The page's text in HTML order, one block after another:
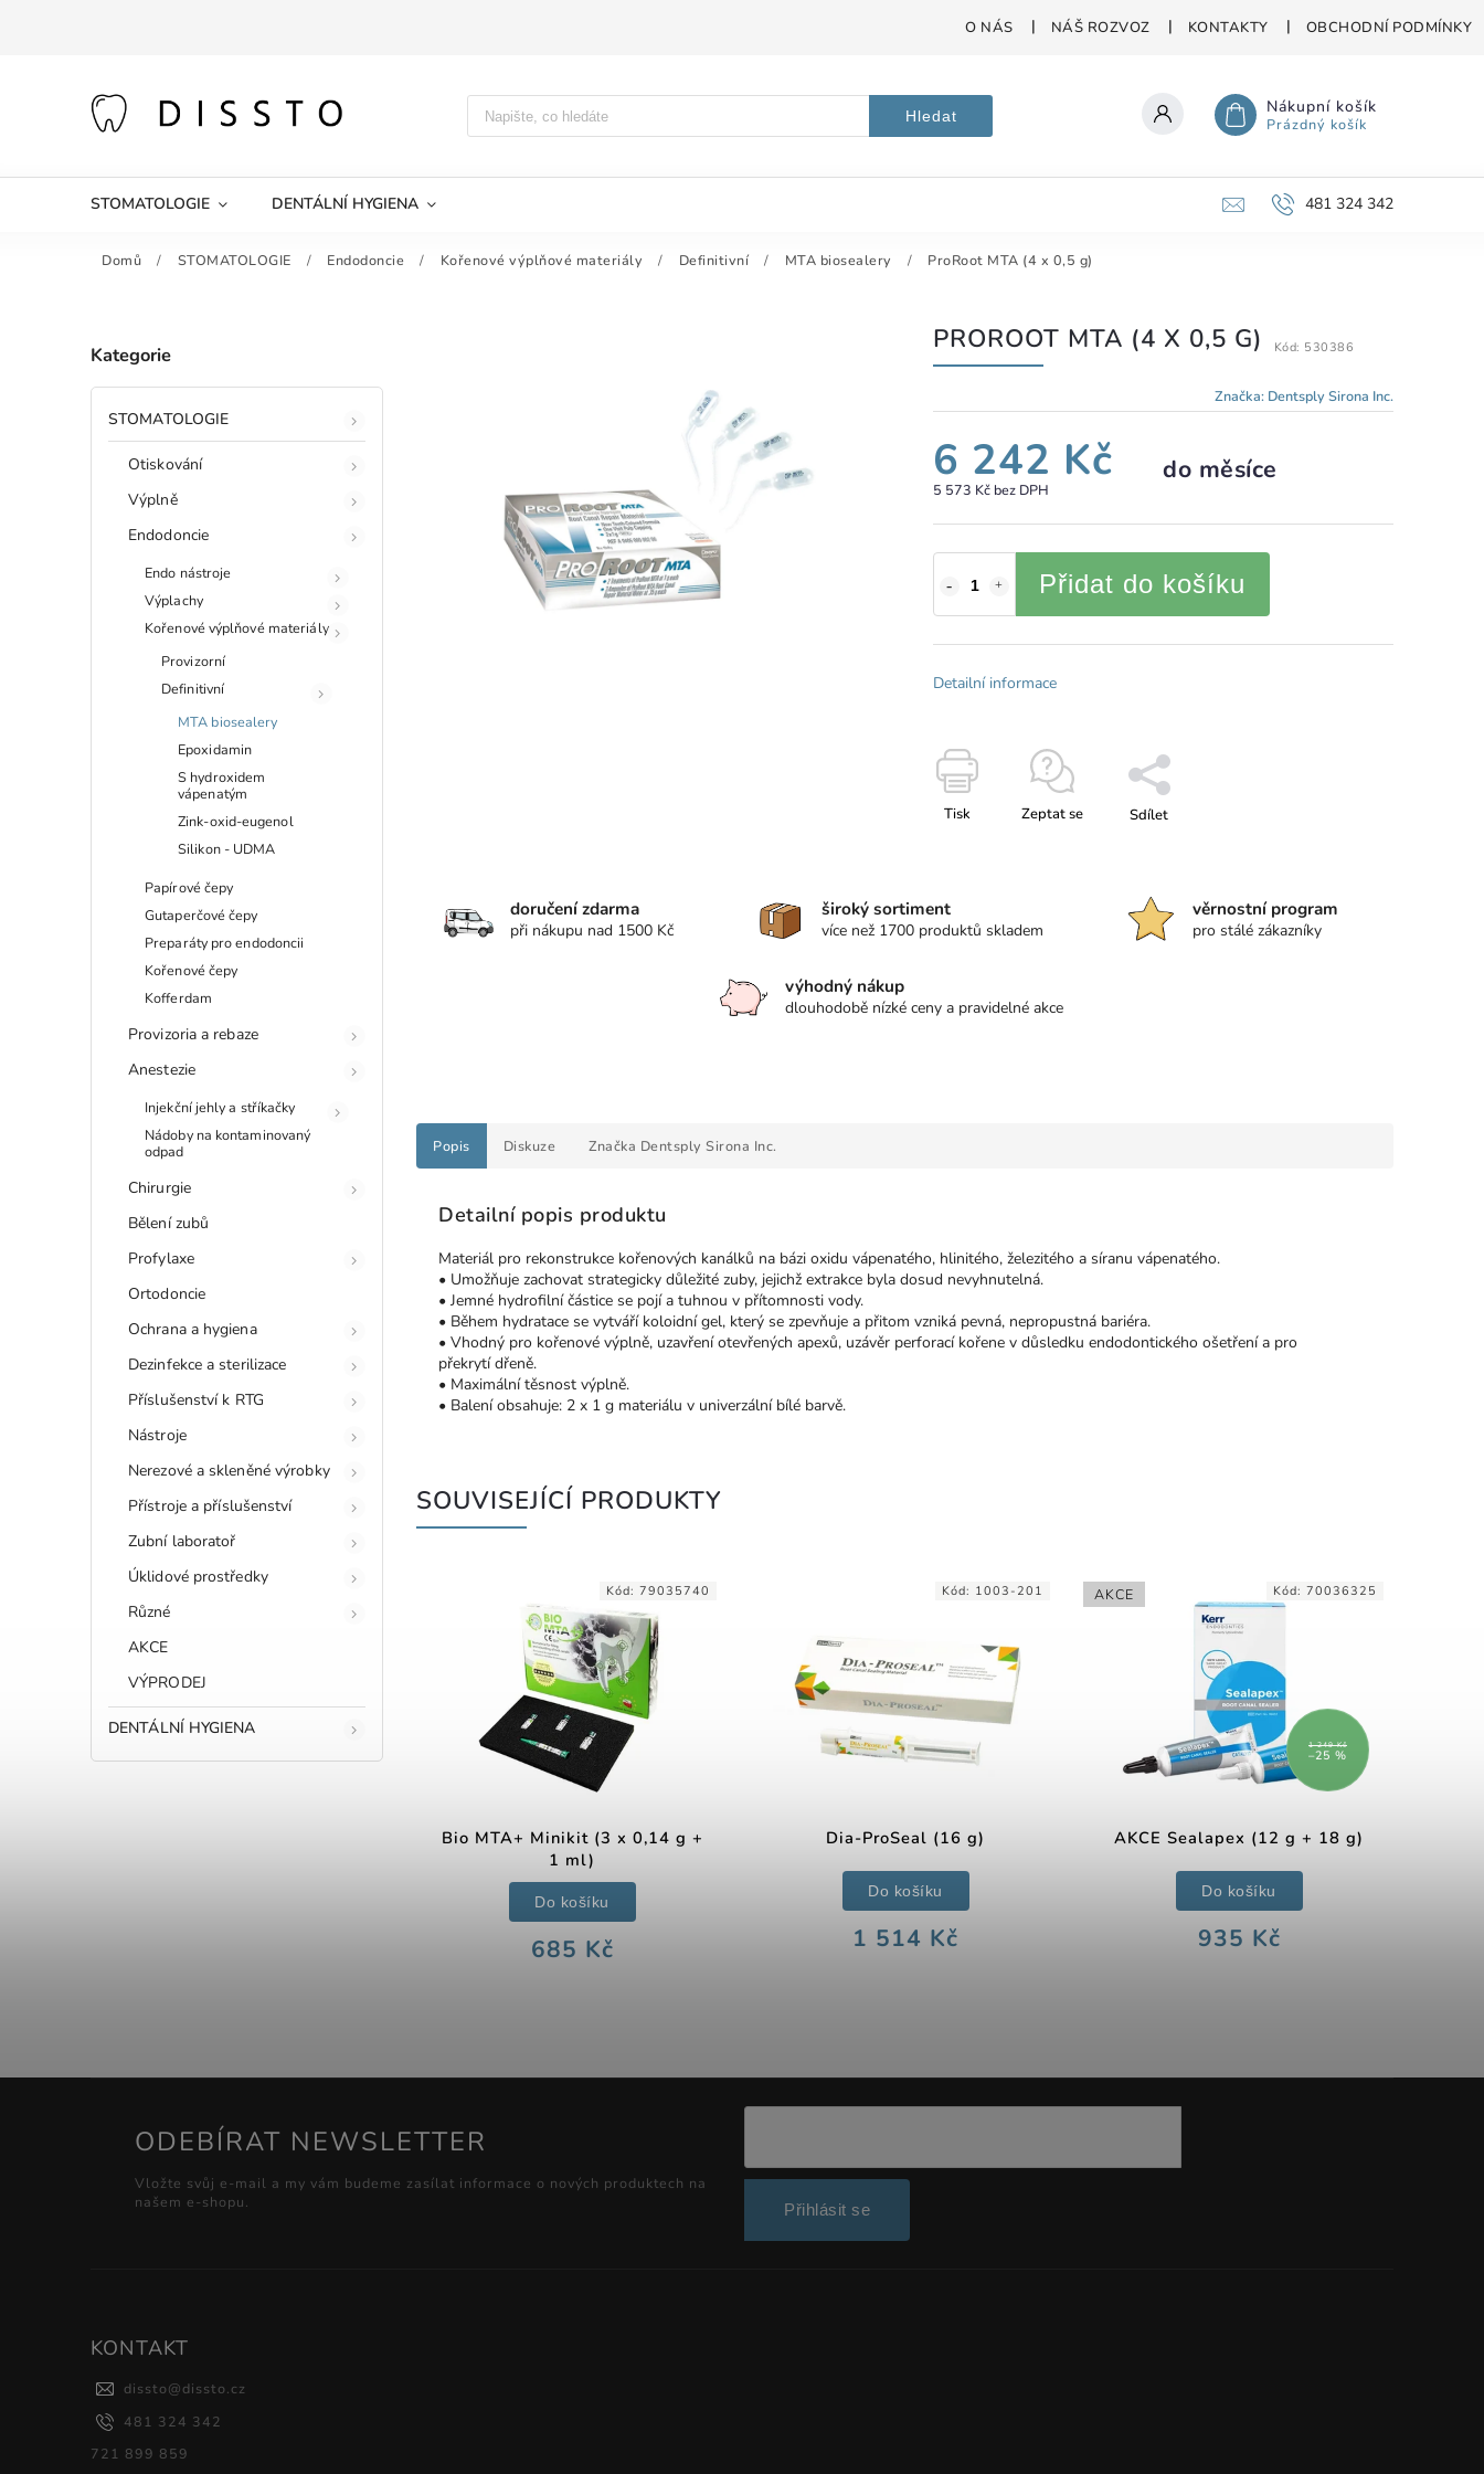
O NÁS NÁŠ ROZVOZ KONTAKTY OBCHODNÍ PODMÍNKY
Hledat Nákupní košík
Prázdný košík
STOMATOLOGIE DENTÁLNÍ HYGIENA 481 324 342
Domů / STOMATOLOGIE / Endodoncie / Kořenové výplňové materiály / Definitivní / MTA biosealery / ProRoot MTA (4 x 0,5 g)
Kategorie
STOMATOLOGIE
Otiskování
Výplně
Endodoncie
Endo nástroje
Výplachy
Kořenové výplňové materiály
Provizorní
Definitivní
MTA biosealery
Epoxidamin
S hydroxidem
vápenatým
Zink-oxid-eugenol
Silikon - UDMA
Papírové čepy
Gutaperčové čepy
Preparáty pro endodoncii
Kořenové čepy
Kofferdam
Provizoria a rebaze
Anestezie
Injekční jehly a stříkačky
Nádoby na kontaminovaný
odpad
Chirurgie
Bělení zubů
Profylaxe
Ortodoncie
Ochrana a hygiena
Dezinfekce a sterilizace
Příslušenství k RTG
Nástroje
Nerezové a skleněné výrobky
Přístroje a příslušenství
Zubní laboratoř
Úklidové prostředky
Různé
AKCE
VÝPRODEJ
DENTÁLNÍ HYGIENA
PROROOT MTA (4 X 0,5 G) Kód: 530386
Značka: Dentsply Sirona Inc.
6 242 Kč
5 573 Kč bez DPH
do měsíce
Přidat do košíku
Detailní informace
Tisk Zeptat se Sdílet
doručení zdarma
při nákupu nad 1500 Kč
široký sortiment
více než 1700 produktů skladem
věrnostní program
pro stálé zákazníky
výhodný nákup
dlouhodobě nízké ceny a pravidelné akce
Popis Diskuze Značka Dentsply Sirona Inc.
Detailní popis produktu
Materiál pro rekonstrukce kořenových kanálků na bázi oxidu vápenatého, hlinitého, železitého a síranu vápenatého.
• Umožňuje zachovat strategicky důležité zuby, jejichž extrakce byla dosud nevyhnutelná.
• Jemné hydrofilní částice se pojí a tuhnou v přítomnosti vody.
• Během hydratace se vytváří koloidní gel, který se zpevňuje a přitom vzniká pevná, nepropustná bariéra.
• Vhodný pro kořenové výplně, uzavření otevřených apexů, uzávěr perforací kořene v důsledku endodontického ošetření a pro
překrytí dřeně.
• Maximální těsnost výplně.
• Balení obsahuje: 2 x 1 g materiálu v univerzální bílé barvě.
SOUVISEJÍCÍ PRODUKTY
Bio MTA+ Minikit (3 x 0,14 g +
1 ml)
685 Kč
Do košíku
Kód: 79035740
Dia-ProSeal (16 g)
1 514 Kč
Do košíku
Kód: 1003-201 AKCE
1 249 Kč
–25 %
AKCE Sealapex (12 g + 18 g)
935 Kč
Do košíku
Kód: 70036325
ODEBÍRAT NEWSLETTER
Vložte svůj e-mail a my vám budeme zasílat informace o nových produktech na
našem e-shopu.
Přihlásit se
KONTAKT
dissto@dissto.cz
481 324 342
721 899 859